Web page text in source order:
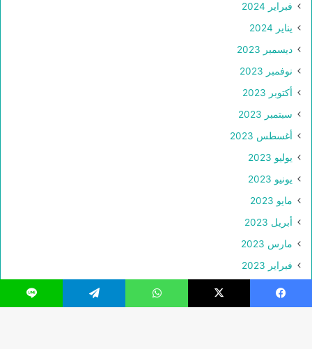
فبراير 2024
يناير 2024
ديسمبر 2023
نوفمبر 2023
أكتوبر 2023
سبتمبر 2023
أغسطس 2023
يوليو 2023
يونيو 2023
مايو 2023
أبريل 2023
مارس 2023
فبراير 2023
يناير 2023
ديسمبر 2022فيسبوك ‫X واتساب تيلقرام لاين